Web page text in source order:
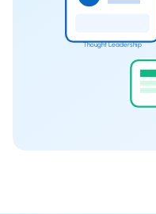
Thought Leadership